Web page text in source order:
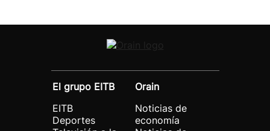
El grupo EITB
EITB
Deportes
Orain
Noticias de
economía